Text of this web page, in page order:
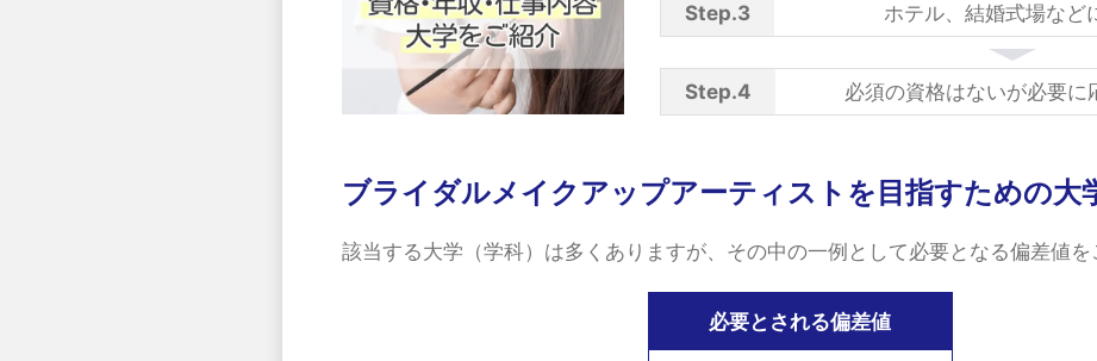
Step.3 ホテル、結婚式場など
Step.4 必須の資格はないが必要に
ブライダルメイクアップアーティストを目指すための大
該当する大学（学科）は多くありますが、その中の一例として必要となる偏差値を
必要とされる偏差値